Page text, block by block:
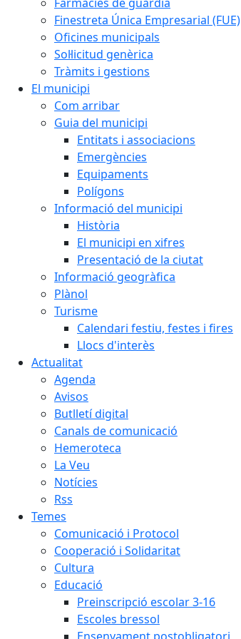
Finestreta Única Empresarial (FUE)
Oficines municipals
Sol·licitud genèrica
Tràmits i gestions
El municipi
Com arribar
Guia del municipi
Entitats i associacions
Emergències
Equipaments
Polígons
Informació del municipi
Història
El municipi en xifres
Presentació de la ciutat
Informació geogràfica
Plànol
Turisme
Calendari festiu, festes i fires
Llocs d'interès
Actualitat
Agenda
Avisos
Butlletí digital
Canals de comunicació
Hemeroteca
La Veu
Notícies
Rss
Temes
Comunicació i Protocol
Cooperació i Solidaritat
Cultura
Educació
Preinscripció escolar 3-16
Escoles bressol